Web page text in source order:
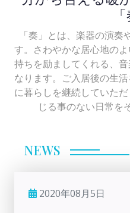
「奏」とは、楽器の演奏
す。さわやかな居心地の
持ちを励ましてくれる、
なります。ご入居後の生
に暮らしを継続していた
じる事のない日常を
NEWS
2020年08月5日